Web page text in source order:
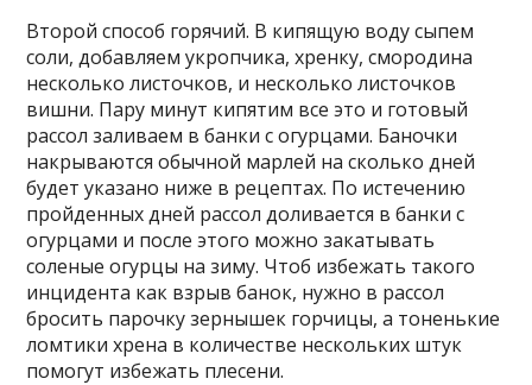
Второй способ горячий. В кипящую воду сыпем
соли, добавляем укропчика, хренку, смородина
несколько листочков, и несколько листочков
вишни. Пару минут кипятим все это и готовый
рассол заливаем в банки с огурцами. Баночки
накрываются обычной марлей на сколько дней
будет указано ниже в рецептах. По истечению
пройденных дней рассол доливается в банки с
огурцами и после этого можно закатывать
соленые огурцы на зиму. Чтоб избежать такого
инцидента как взрыв банок, нужно в рассол
бросить парочку зернышек горчицы, а тоненькие
ломтики хрена в количестве нескольких штук
помогут избежать плесени.